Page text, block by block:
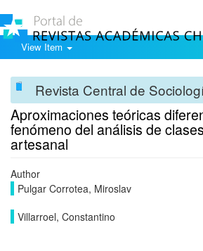
View Item
Revista Central de
Aproximaciones teóricas
fenómeno del análisis de
artesanal
Author
Pulgar Corrotea, Miroslav
Villarroel, Constantino